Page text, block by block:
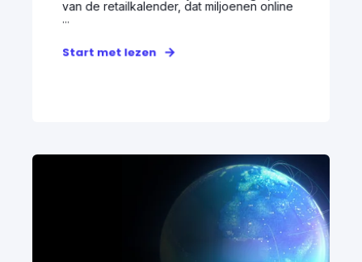
van de retailkalender, dat miljoenen online
...
Start met lezen